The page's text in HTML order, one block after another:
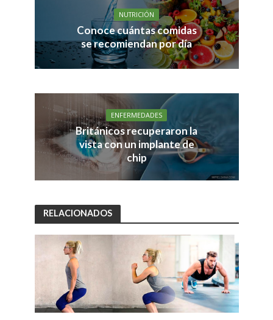
NUTRICIÓN
Conoce cuántas comidas
se recomiendan por día
ENFERMEDADES
Británicos recuperaron la
vista con un implante de
chip
RELACIONADOS